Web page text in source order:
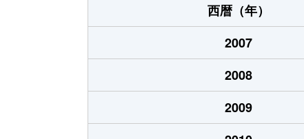
羽ノ浦町中庄
30万円
羽ノ浦町古庄
120万円
羽ノ浦町古庄
320万円
畭町
100万円
西暦（年）
2007
2008
2009